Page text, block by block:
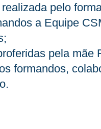
pelo
a Equipe
pela mãe
formandos,